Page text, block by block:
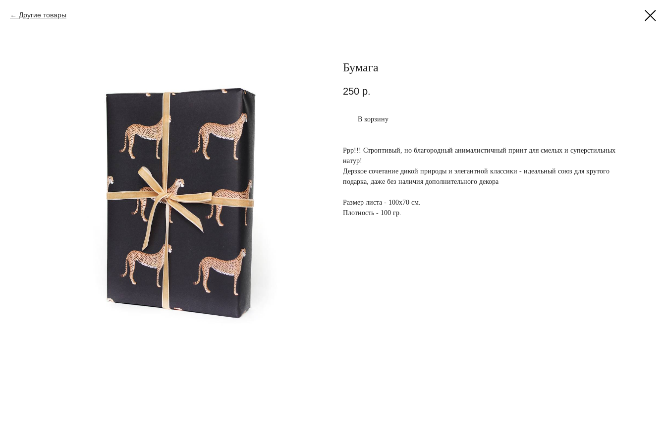
Другие товары
Бумага
250 р.
В корзину
Ррр!!! Строптивый, но благородный анималистичный принт для смелых и суперстильных
натур!
Дерзкое сочетание дикой природы и элегантной классики - идеальный союз для крутого
подарка, даже без наличия дополнительного декора
Размер листа - 100х70 см.
Плотность - 100 гр.